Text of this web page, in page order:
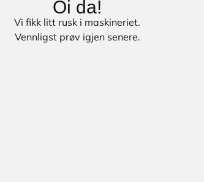
Oi da!
Vi fikk litt rusk i maskineriet.
Vennligst prøv igjen senere.